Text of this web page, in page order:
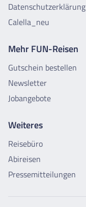
Datenschutzerklärung
Calella_neu
Mehr FUN-Reisen
Gutschein bestellen
Newsletter
Jobangebote
Weiteres
Reisebüro
Abireisen
Pressemitteilungen